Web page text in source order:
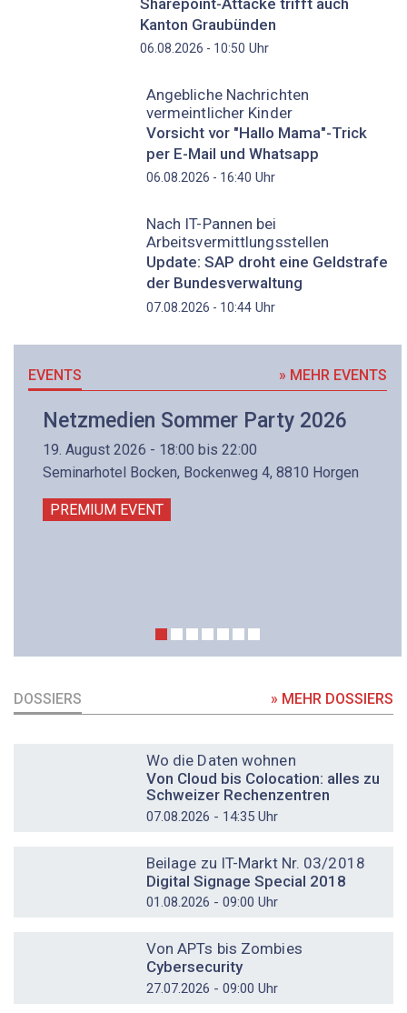
Kanton Graubünden
06.08.2026 - 10:50 Uhr
Angebliche Nachrichten
vermeintlicher Kinder
Vorsicht vor "Hallo Mama"-Trick
per E-Mail und Whatsapp
06.08.2026 - 16:40 Uhr
Nach IT-Pannen bei
Arbeitsvermittlungsstellen
Update: SAP droht eine Geldstrafe
der Bundesverwaltung
07.08.2026 - 10:44Uhr
EVENTS » MEHR EVENTS
Netzmedien Sommer Party 2026
19. August 2026 - 18:00 bis 22:00
Seminarhotel Bocken, Bockenweg 4, 8810 Horgen
PREMIUM EVENT
DOSSIERS » MEHR DOSSIERS
Wo die Daten wohnen
Von Cloud bis Colocation: alles zu
Schweizer Rechenzentren
07.08.2026 - 14:35 Uhr
Beilage zu IT-Markt Nr. 03/2018
Digital Signage Special 2018
01.08.2026 - 09:00 Uhr
Von APTs bis Zombies
Cybersecurity
27.07.2026 - 09:00 Uhr